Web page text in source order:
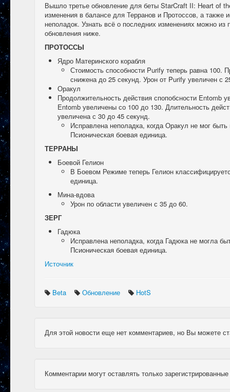
Вышло третье обновление для беты StarCraft II: Heart of
изменения в балансе для Терранов и Протоссов, а также
неполадок. Узнать всё о последних изменениях можно из
обновления ниже.
ПРОТОССЫ
Ядро Материнского корабля
Стоимость способности Purify теперь равна 100.
снижена до 25 секунд. Урон от Purify увеличен с
Оракул
Продолжительность действия спопобсности Entomb
Entomb увеличены со 100 до 130. Длительность
увеличена с 30 до 45 секунд.
Исправлена неполадка, когда Оракул не мог
Псионическая боевая единица.
ТЕРРАНЫ
Боевой Гелион
В Боевом Режиме теперь Гелион
единица.
Мина-вдова
Урон по области увеличен с 35 до 60.
ЗЕРГ
Гадюка
Исправлена неполадка, когда Гадюка не могла
Псионическая боевая единица.
Источник
Beta Обновление HotS
Для этой новости еще нет комментариев, но Вы можете
Комментарии могут оставлять только